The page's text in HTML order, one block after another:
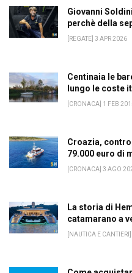
Giovanni
perchè della
[REGATE] 3 APR 2026
Centinaia le
lungo le coste
[CRONACA] 1 FEB
Croazia,
79.000 euro di
[CRONACA] 3 AGO
La storia di
catamarano a
[NAUTICA E